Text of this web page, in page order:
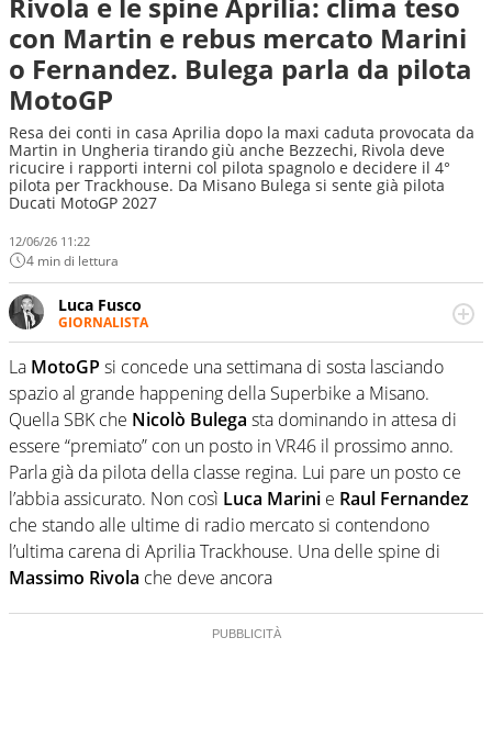
con Martin e rebus mercato Marini
o Fernandez. Bulega parla da pilota
MotoGP
Resa dei conti in casa Aprilia dopo la maxi caduta provocata da
Martin in Ungheria tirando giù anche Bezzechi, Rivola deve
ricucire i rapporti interni col pilota spagnolo e decidere il 4°
pilota per Trackhouse. Da Misano Bulega si sente già pilota
Ducati MotoGP 2027
12/06/26 11:22
4 min di lettura
Luca Fusco
GIORNALISTA
Giornalista multimediale. Quando si accendono i motori,
lui sgasa, impenna, derapa. E spesso e volentieri finisce
sul podio
La MotoGP si concede una settimana di sosta lasciando
spazio al grande happening della Superbike a Misano.
Quella SBK che Nicolò Bulega sta dominando in attesa di
essere “premiato” con un posto in VR46 il prossimo anno.
Parla già da pilota della classe regina. Lui pare un posto ce
l’abbia assicurato. Non così Luca Marini e Raul Fernandez
che stando alle ultime di radio mercato si contendono
l’ultima carena di Aprilia Trackhouse. Una delle spine di
Massimo Rivola che deve ancora